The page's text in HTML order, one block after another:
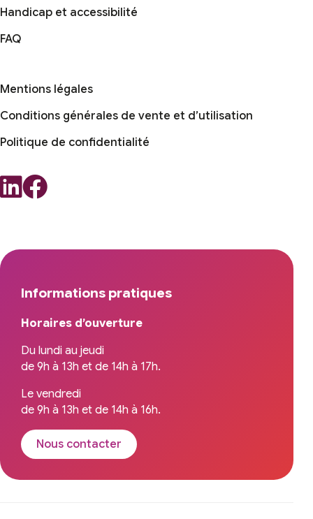
Handicap et accessibilité
FAQ
Mentions légales
Conditions générales de vente et d’utilisation
Politique de confidentialité
Informations pratiques
Horaires d’ouverture
Du lundi au jeudi
de 9h à 13h et de 14h à 17h.
Le vendredi
de 9h à 13h et de 14h à 16h.
Nous contacter